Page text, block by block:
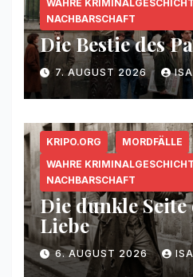
WAHRE
NACHBARSCHAFT
Die Bestie des
7. AUGUST 2026
KRIPO.ORG
MORDFÄLLE
WAHRE
NACHBARSCHAFT
Die dunkle
Liebe
6. AUGUST 2026